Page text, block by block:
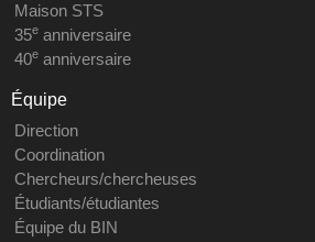
Maison STS
35eanniversaire
40eanniversaire
Équipe
Direction
Coordination
Chercheurs/chercheuses
Étudiants/étudiantes
Équipe du BIN